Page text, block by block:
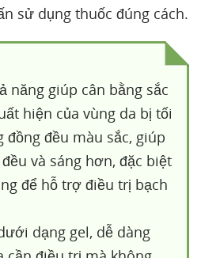
sử dụng thuốc đúng cách.
năng giúp cân bằng sắc
hiện của vùng da bị tối
đồng đều màu sắc, giúp
và sáng hơn, đặc biệt
để hỗ trợ điều trị bạch
dạng gel, dễ dàng